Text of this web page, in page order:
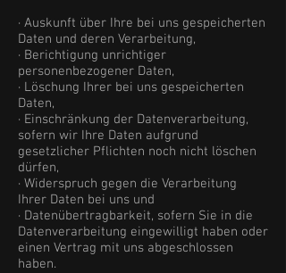
· Auskunft über Ihre bei uns gespeicherten
Daten und deren Verarbeitung,
· Berichtigung unrichtiger
personenbezogener Daten,
· Löschung Ihrer bei uns gespeicherten
Daten,
· Einschränkung der Datenverarbeitung,
sofern wir Ihre Daten aufgrund
gesetzlicher Pflichten noch nicht löschen
dürfen,
· Widerspruch gegen die Verarbeitung
Ihrer Daten bei uns und
· Datenübertragbarkeit, sofern Sie in die
Datenverarbeitung eingewilligt haben oder
einen Vertrag mit uns abgeschlossen
haben.